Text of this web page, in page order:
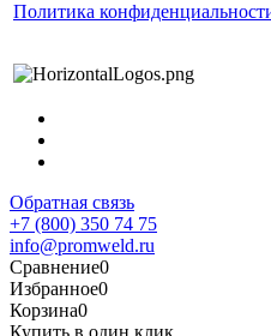
Политика
Обратная связь
+7 (800) 350 74 75
info@promweld.ru
Сравнение0
Избранное0
Корзина0